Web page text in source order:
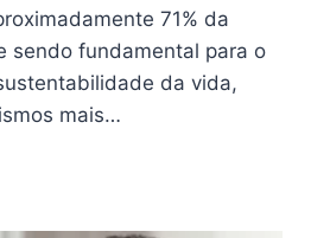
71% da
sendo fundamental para o
da vida,
mais…